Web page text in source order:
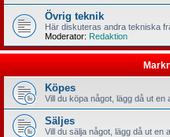
Övrig teknik
Här diskuteras andra tekniska
Moderator: Redaktion
Köpes
Vill du köpa något, lägg då ut en
Säljes
Vill du sälja något, lägg då ut en